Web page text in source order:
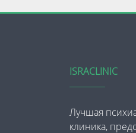
ISRACLINIC
Лучшая
клиника,